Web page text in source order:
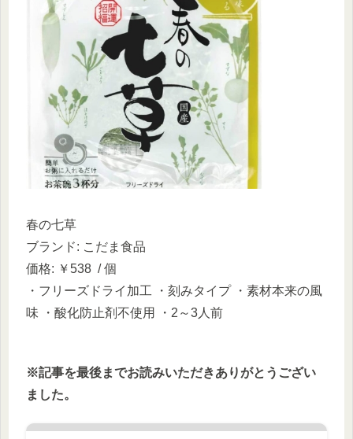
春の七草
ブランド: こだま食品
価格: ￥538 / 個
・フリーズドライ加工 ・刻みタイプ ・素材本来の風
味 ・酸化防止剤不使用 ・2～3人前
※記事を最後までお読みいただきありがとうござい
ました。